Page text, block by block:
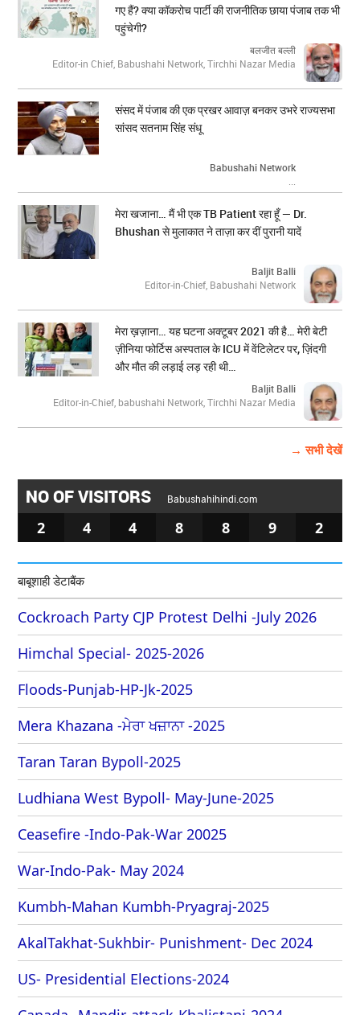
गए हैं? क्या कॉकरोच पार्टी की राजनीतिक छाया पंजाब तक भी
पहुंचेगी?
बलजीत बल्ली
Editor-in Chief, Babushahi Network, Tirchhi Nazar Media
संसद में पंजाब की एक प्रखर आवाज़ बनकर उभरे राज्यसभा
सांसद सतनाम सिंह संधू
Babushahi Network
...
मेरा खजाना… मैं भी एक TB Patient रहा हूँ — Dr.
Bhushan से मुलाकात ने ताज़ा कर दीं पुरानी यादें
Baljit Balli
Editor-in-Chief, Babushahi Network
मेरा ख़ज़ाना… यह घटना अक्टूबर 2021 की है… मेरी बेटी
ज़ीनिया फोर्टिस अस्पताल के ICU में वेंटिलेटर पर, ज़िंदगी
और मौत की लड़ाई लड़ रही थी…
Baljit Balli
Editor-in-Chief, babushahi Network, Tirchhi Nazar Media
→ सभी देखें
NO OF VISITORS Babushahihindi.com
2 4 4 8 8 9 2
बाबूशाही डेटाबैंक
Cockroach Party CJP Protest Delhi -July 2026
Himchal Special- 2025-2026
Floods-Punjab-HP-Jk-2025
Mera Khazana -ਮੇਰਾ ਖਜ਼ਾਨਾ -2025
Taran Taran Bypoll-2025
Ludhiana West Bypoll- May-June-2025
Ceasefire -Indo-Pak-War 20025
War-Indo-Pak- May 2024
Kumbh-Mahan Kumbh-Pryagraj-2025
AkalTakhat-Sukhbir- Punishment- Dec 2024
US- Presidential Elections-2024